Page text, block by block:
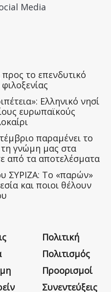
Media
το επενδυτικό
Ελληνικό νησί
ευρωπαϊκούς
παραμένει το
γνώμη μας στα
από τα αποτελέσματα
ΣΥΡΙΖΑ: Το «παρών»
και ποιοι θέλουν
Πολιτική
Πολιτισμός
Προορισμοί
Συνεντεύξεις